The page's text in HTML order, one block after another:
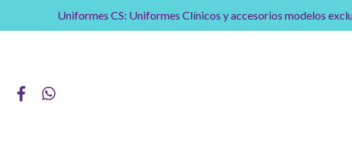
Uniformes CS: Uniformes Clínicos y accesorios modelos